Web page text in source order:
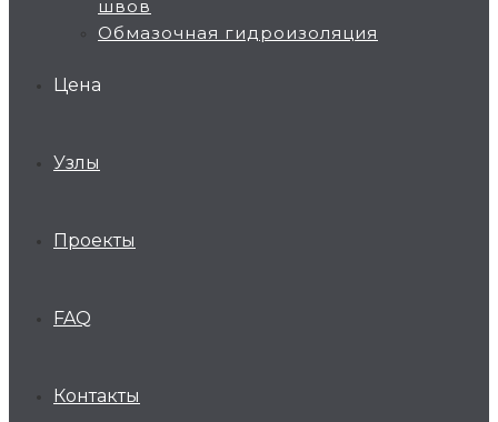
швов
Обмазочная гидроизоляция
Цена
Узлы
Проекты
FAQ
Контакты